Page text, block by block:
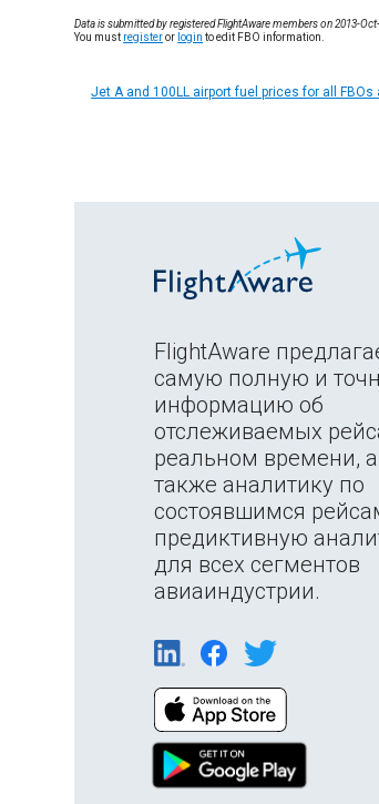
Data is submitted by registered FlightAware members on 2013-
You must registeror login to edit FBO information.
Jet A and 100LL airport fuel prices for all FBOs
FlightAware
самую полную и
информацию об
отслеживаемых
реальном времени, а
также аналитику по
состоявшимся
предиктивную
для всех сегментов
авиаиндустрии.